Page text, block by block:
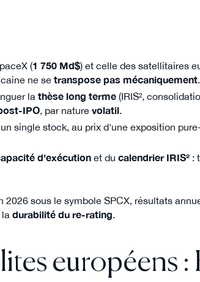
(1 750 Md$) et celle des satellitaires
ne setranspose pas mécaniquement.
lathèse long terme (IRIS²,
IPO, par naturevolatil.
single stock, au prix d'une exposition
d'exécution et ducalendrier IRIS² :
sous le symbole SPCX, résultats
ladurabilité du re-rating.
européens :